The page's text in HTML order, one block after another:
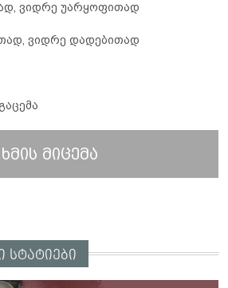
ვიდრე უარყოფითად
ვიდრე დადებითად
ხმის მიცემა
სტატიები